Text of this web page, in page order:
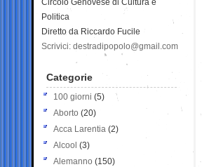
Circolo Genovese di Cultura e
Politica
Diretto da Riccardo Fucile
Scrivici: destradipopolo@gmail.com
Categorie
100 giorni (5)
Aborto (20)
Acca Larentia (2)
Alcool (3)
Alemanno (150)